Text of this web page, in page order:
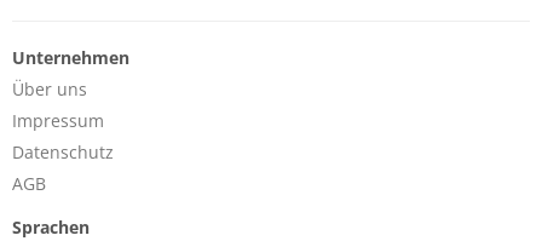
Unternehmen
Über uns
Impressum
Datenschutz
AGB
Sprachen